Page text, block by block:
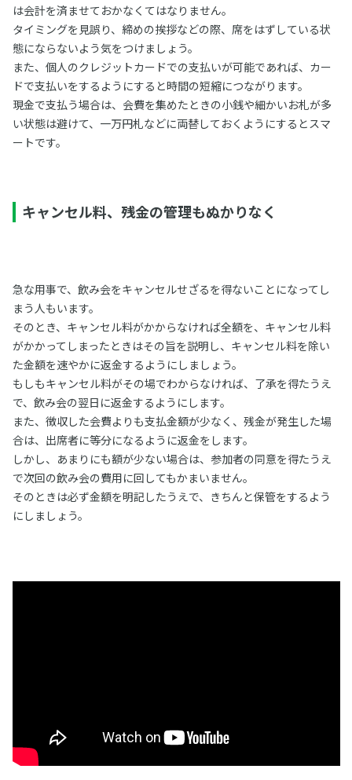
は会計を済ませておかなくてはなりません。
タイミングを見誤り、締めの挨拶などの際、席をはずしている状
態にならないよう気をつけましょう。
また、個人のクレジットカードでの支払いが可能であれば、カー
ドで支払いをするようにすると時間の短縮につながります。
現金で支払う場合は、会費を集めたときの小銭や細かいお札が多
い状態は避けて、一万円札などに両替しておくようにするとスマ
ートです。
キャンセル料、残金の管理もぬかりなく
急な用事で、飲み会をキャンセルせざるを得ないことになってし
まう人もいます。
そのとき、キャンセル料がかからなければ全額を、キャンセル料
がかかってしまったときはその旨を説明し、キャンセル料を除い
た金額を速やかに返金するようにしましょう。
もしもキャンセル料がその場でわからなければ、了承を得たうえ
で、飲み会の翌日に返金するようにします。
また、徴収した会費よりも支払金額が少なく、残金が発生した場
合は、出席者に等分になるように返金をします。
しかし、あまりにも額が少ない場合は、参加者の同意を得たうえ
で次回の飲み会の費用に回してもかまいません。
そのときは必ず金額を明記したうえで、きちんと保管をするよう
にしましょう。